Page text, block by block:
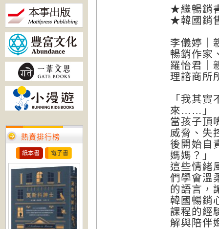
熱賣排行榜
紙本書 電子書
★繼暢銷
★韓國銷
李儀婷｜
暢銷作家
羅怡君｜
理諮商所
「我其
來……」
當孩子頂
威脅、失
後開始自
媽媽？」
這些情緒
們學會溫
的語言，
韓國暢銷
課程的經
解與陪伴